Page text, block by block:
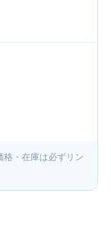
格・在庫は必ずリン